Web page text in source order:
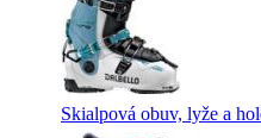
Skialpová obuv, lyže a